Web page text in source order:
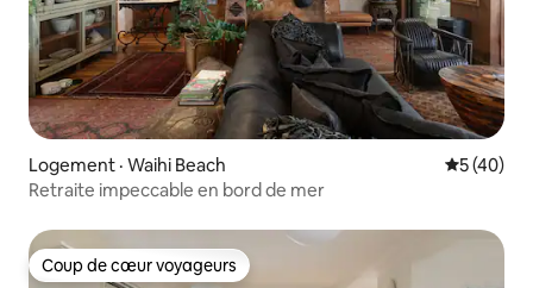
Logement · Waihi Beach Note
5 (40)
Retraite impeccable en bord de mer
Coup de cœur voyageurs
Coup de cœur voyageurs